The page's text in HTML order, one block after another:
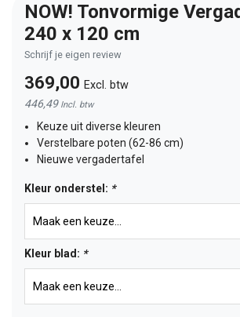
NOW! Tonvormige
240 x 120 cm
Schrijf je eigen review
369,00 Excl. btw
446,49 Incl. btw
Keuze uit diverse kleuren
Verstelbare poten (62-86 cm)
Nieuwe vergadertafel
Kleur onderstel: *
Kleur blad: *